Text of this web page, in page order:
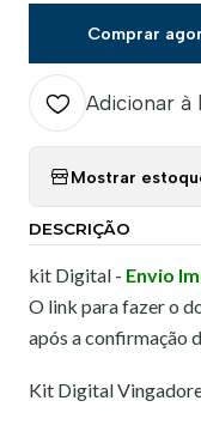
Comprar
Adicionar à
Mostrar
DESCRIÇÃO
kit Digital - Envio
O link para fazer o
após a confirmação
Kit Digital